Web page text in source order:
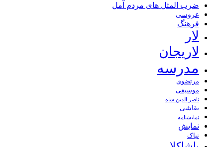
ضرب المثل های مردم آمل
عروسی
فرهنگ
لار
لاریجان
مدرسه
مرتضوی
موسیقی
ناصر الدین شاه
نقاشی
نمايشنامه
نمایش
نیاک